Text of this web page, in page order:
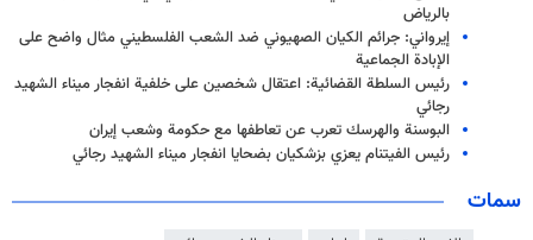
بالرياض
إيرواني: جرائم الكيان الصهيوني ضد الشعب الفلسطيني مثال واضح على
الإبادة الجماعية
رئيس السلطة القضائية: اعتقال شخصين على خلفية انفجار ميناء الشهيد
رجائي
البوسنة والهرسك تعرب عن تعاطفها مع حكومة وشعب إيران
رئيس الفيتنام يعزي بزشكيان بضحايا انفجار ميناء الشهيد رجائي
سمات